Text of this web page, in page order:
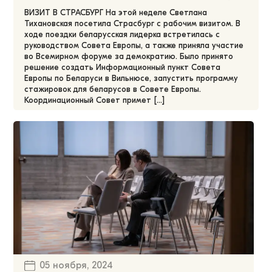
ВИЗИТ В СТРАСБУРГ На этой неделе Светлана
Тихановская посетила Страсбург с рабочим визитом. В
ходе поездки беларусская лидерка встретилась с
руководством Совета Европы, а также приняла участие
во Всемирном форуме за демократию. Было принято
решение создать Информационный пункт Совета
Европы по Беларуси в Вильнюсе, запустить программу
стажировок для беларусов в Совете Европы.
Координационный Совет примет […]
05 ноября, 2024